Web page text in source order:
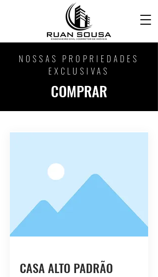
NOSSAS PROPRIEDADES
EXCLUSIVAS
COMPRAR
CASA ALTO PADRÃO